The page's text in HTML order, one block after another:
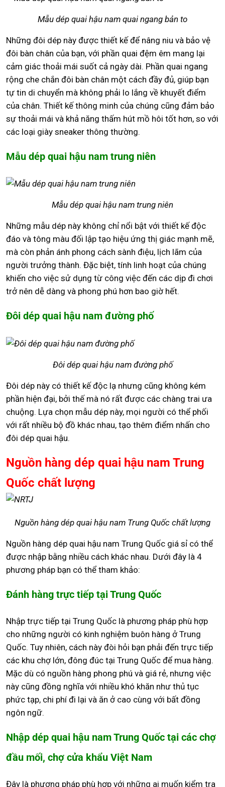
Mẫu dép quai hậu nam quai ngang bản to
Những đôi dép này được thiết kế để nâng niu và bảo vệ
đôi bàn chân của bạn, với phần quai đệm êm mang lại
cảm giác thoải mái suốt cả ngày dài. Phần quai ngang
rộng che chắn đôi bàn chân một cách đầy đủ, giúp bạn
tự tin di chuyển mà không phải lo lắng về khuyết điểm
của chân. Thiết kế thông minh của chúng cũng đảm bảo
sự thoải mái và khả năng thấm hút mồ hôi tốt hơn, so với
các loại giày sneaker thông thường.
Mẫu dép quai hậu nam trung niên
Mẫu dép quai hậu nam trung niên
Những mẫu dép này không chỉ nổi bật với thiết kế độc
đáo và tông màu đối lập tạo hiệu ứng thị giác mạnh mẽ,
mà còn phản ánh phong cách sành điệu, lịch lãm của
người trưởng thành. Đặc biệt, tính linh hoạt của chúng
khiến cho việc sử dụng từ công việc đến các dịp đi chơi
trở nên dễ dàng và phong phú hơn bao giờ hết.
Đôi dép quai hậu nam đường phố
Đôi dép quai hậu nam đường phố
Đôi dép này có thiết kế độc lạ nhưng cũng không kém
phần hiện đại, bởi thế mà nó rất được các chàng trai ưa
chuộng. Lựa chọn mẫu dép này, mọi người có thể phối
với rất nhiều bộ đồ khác nhau, tạo thêm điểm nhấn cho
đôi dép quai hậu.
Nguồn hàng dép quai hậu nam Trung
Quốc chất lượng
Nguồn hàng dép quai hậu nam Trung Quốc chất lượng
Nguồn hàng dép quai hậu nam Trung Quốc giá sỉ có thể
được nhập bằng nhiều cách khác nhau. Dưới đây là 4
phương pháp bạn có thể tham khảo:
Đánh hàng trực tiếp tại Trung Quốc
Nhập trực tiếp tại Trung Quốc là phương pháp phù hợp
cho những người có kinh nghiệm buôn hàng ở Trung
Quốc. Tuy nhiên, cách này đòi hỏi bạn phải đến trực tiếp
các khu chợ lớn, đông đúc tại Trung Quốc để mua hàng.
Mặc dù có nguồn hàng phong phú và giá rẻ, nhưng việc
này cũng đồng nghĩa với nhiều khó khăn như thủ tục
phức tạp, chi phí đi lại và ăn ở cao cùng với bất đồng
ngôn ngữ.
Nhập dép quai hậu nam Trung Quốc tại các chợ
đầu mối, chợ cửa khẩu Việt Nam
Đây là phương pháp phù hợp với những ai muốn kiểm tra